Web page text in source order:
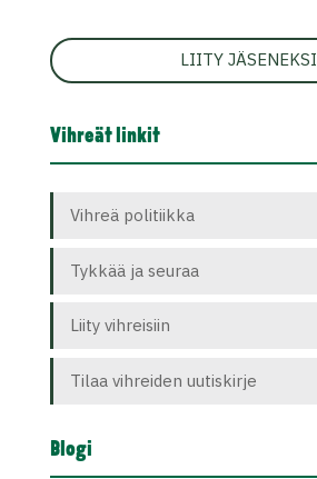
LIITY JÄSENEKSI
Vihreät linkit
Vihreä politiikka
Tykkää ja seuraa
Liity vihreisiin
Tilaa vihreiden uutiskirje
Blogi